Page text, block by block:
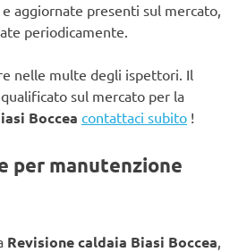
aggiornate presenti sul mercato,
periodicamente.
nelle multe degli ispettori. Il
sul mercato per la
Boccea contattaci subito !
per manutenzione
Revisione caldaia Biasi Boccea,